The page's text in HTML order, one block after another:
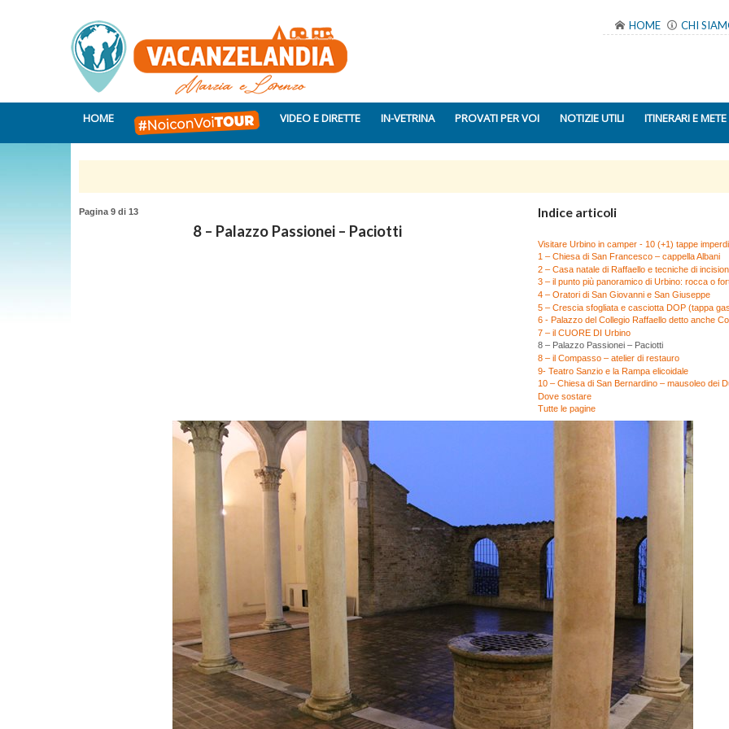
HOME CHI
HOME VIDEO E DIRETTE IN-VETRINA PROVATI PER VOI NOTIZIE UTILI ITINERARI E METE
Indice articoli
Visitare Urbino in camper - 10 (+1) tappe
1 – Chiesa di San Francesco – cappella Albani
2 – Casa natale di Raffaello e tecniche di
3 – il punto più panoramico di Urbino: rocca o
4 – Oratori di San Giovanni e San Giuseppe
5 – Crescia sfogliata e casciotta DOP (tappa
6 - Palazzo del Collegio Raffaello detto anche
7 – il CUORE DI Urbino
8 – Palazzo Passionei – Paciotti
8 – il Compasso – atelier di restauro
9- Teatro Sanzio e la Rampa elicoidale
10 – Chiesa di San Bernardino – mausoleo dei
Dove sostare
Tutte le pagine
Pagina 9 di 13
8 – Palazzo Passionei – Paciotti